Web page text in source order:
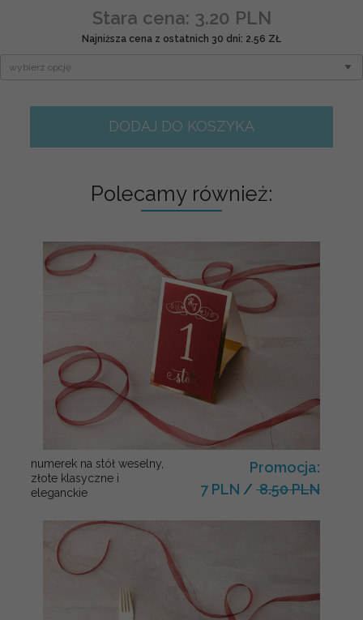
Stara cena: 3.20 PLN
Najniższa cena z ostatnich 30 dni: 2.56 ZŁ
DODAJ DO KOSZYKA
Polecamy również:
numerek na stół weselny,
złote klasyczne i
eleganckie
Promocja:
7 PLN / 8.50 PLN